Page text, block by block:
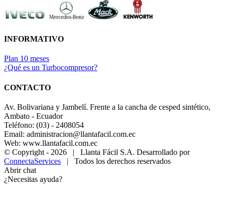
INFORMATIVO
Plan 10 meses
¿Qué es un Turbocompresor?
CONTACTO
Av. Bolivariana y Jambelí. Frente a la cancha de cesped sintético,
Ambato - Ecuador
Teléfono: (03) - 2408054
Email: administracion@llantafacil.com.ec
Web: www.llantafacil.com.ec
© Copyright - 2026 | Llanta Fácil S.A. Desarrollado por
ConnectaServices | Todos los derechos reservados
Abrir chat
¿Necesitas ayuda?